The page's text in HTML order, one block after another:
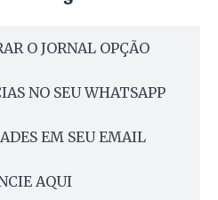
O JORNAL OPÇÃO
NO SEU WHATSAPP
EM SEU EMAIL
AQUI